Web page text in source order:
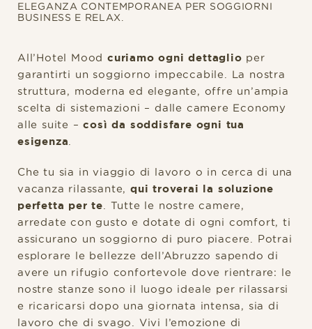
ELEGANZA CONTEMPORANEA PER SOGGIORNI
BUSINESS E RELAX.
All’Hotel Mood curiamo ogni dettaglio per
garantirti un soggiorno impeccabile. La nostra
struttura, moderna ed elegante, offre un’ampia
scelta di sistemazioni – dalle camere Economy
alle suite –così da soddisfare ogni tua
esigenza
Che tu sia in viaggio di lavoro o in cerca di una
vacanza rilassante, qui troverai la soluzione
perfetta per te . Tutte le nostre camere,
arredate con gusto e dotate di ogni comfort, ti
assicurano un soggiorno di puro piacere. Potrai
esplorare le bellezze dell’Abruzzo sapendo di
avere un rifugio confortevole dove rientrare: le
nostre stanze sono il luogo ideale per rilassarsi
e ricaricarsi dopo una giornata intensa, sia di
lavoro che di svago. Vivi l’emozione di